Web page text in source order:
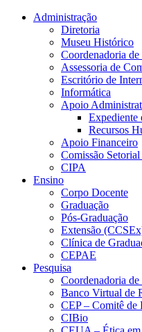
Conteúdo principal Menu
Administração
Diretoria
Museu Histórico
Coordenadoria de
Assessoria de
Escritório de
Informática
Apoio
Expediente
Recursos
Apoio Financeiro
Comissão
CIPA
Ensino
Corpo Docente
Graduação
Pós-Graduação
Extensão
Clínica de
CEPAE
Pesquisa
Coordenadoria de
Banco Virtual de
CEP – Comitê de
CIBio